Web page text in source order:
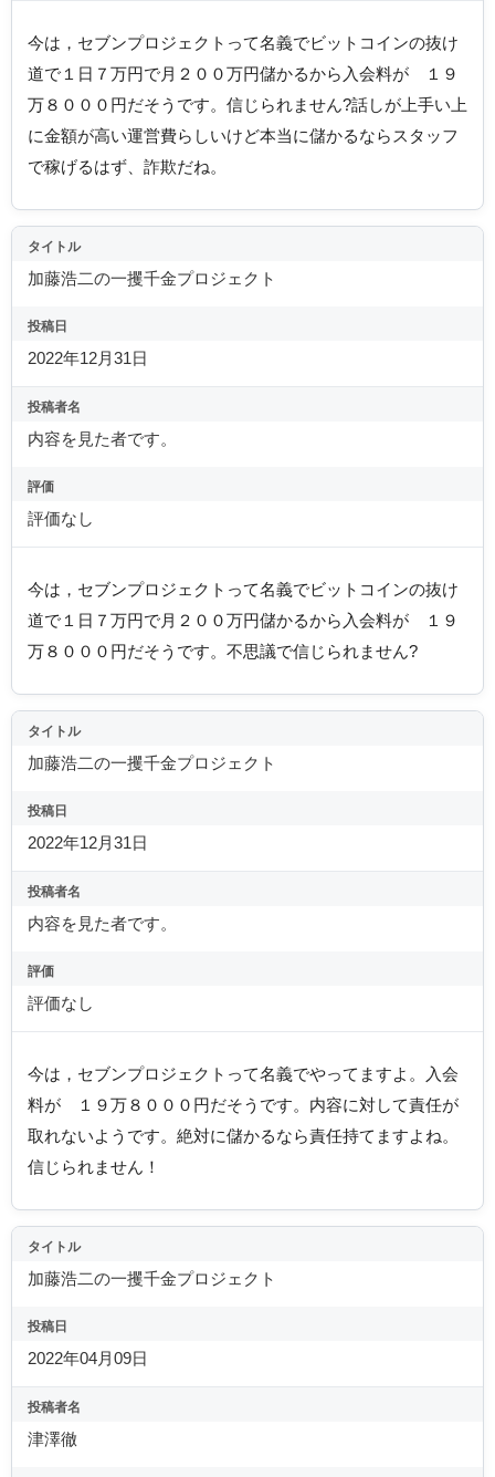
今は，セブンプロジェクトって名義でビットコインの抜け
道で１日７万円で月２００万円儲かるから入会料が １９
万８０００円だそうです。信じられません?話しが上手い上
に金額が高い運営費らしいけど本当に儲かるならスタッフ
で稼げるはず、詐欺だね。
タイトル
加藤浩二の一攫千金プロジェクト
投稿日
2022年12月31日
投稿者名
内容を見た者です。
評価
評価なし
今は，セブンプロジェクトって名義でビットコインの抜け
道で１日７万円で月２００万円儲かるから入会料が １９
万８０００円だそうです。不思議で信じられません?
タイトル
加藤浩二の一攫千金プロジェクト
投稿日
2022年12月31日
投稿者名
内容を見た者です。
評価
評価なし
今は，セブンプロジェクトって名義でやってますよ。入会
料が １９万８０００円だそうです。内容に対して責任が
取れないようです。絶対に儲かるなら責任持てますよね。
信じられません！
タイトル
加藤浩二の一攫千金プロジェクト
投稿日
2022年04月09日
投稿者名
津澤徹